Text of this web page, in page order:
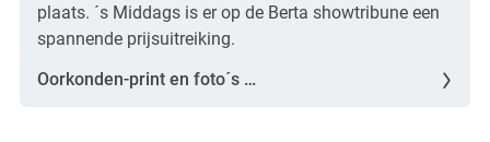
plaats. ´s Middags is er op de Berta showtribune een
spannende prijsuitreiking.
Oorkonden-print en foto´s …